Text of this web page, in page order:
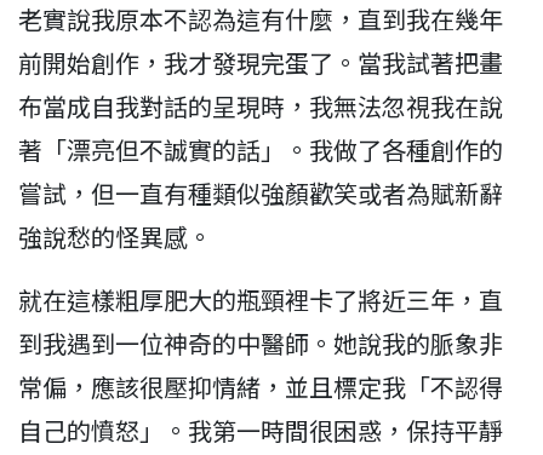
老實說我原本不認為這有什麼，直到我在幾年
前開始創作，我才發現完蛋了。當我試著把畫
布當成自我對話的呈現時，我無法忽視我在說
著「漂亮但不誠實的話」。我做了各種創作的
嘗試，但一直有種類似強顏歡笑或者為賦新辭
強說愁的怪異感。
就在這樣粗厚肥大的瓶頸裡卡了將近三年，直
到我遇到一位神奇的中醫師。她說我的脈象非
常偏，應該很壓抑情緒，並且標定我「不認得
自己的憤怒」。我第一時間很困惑，保持平靜